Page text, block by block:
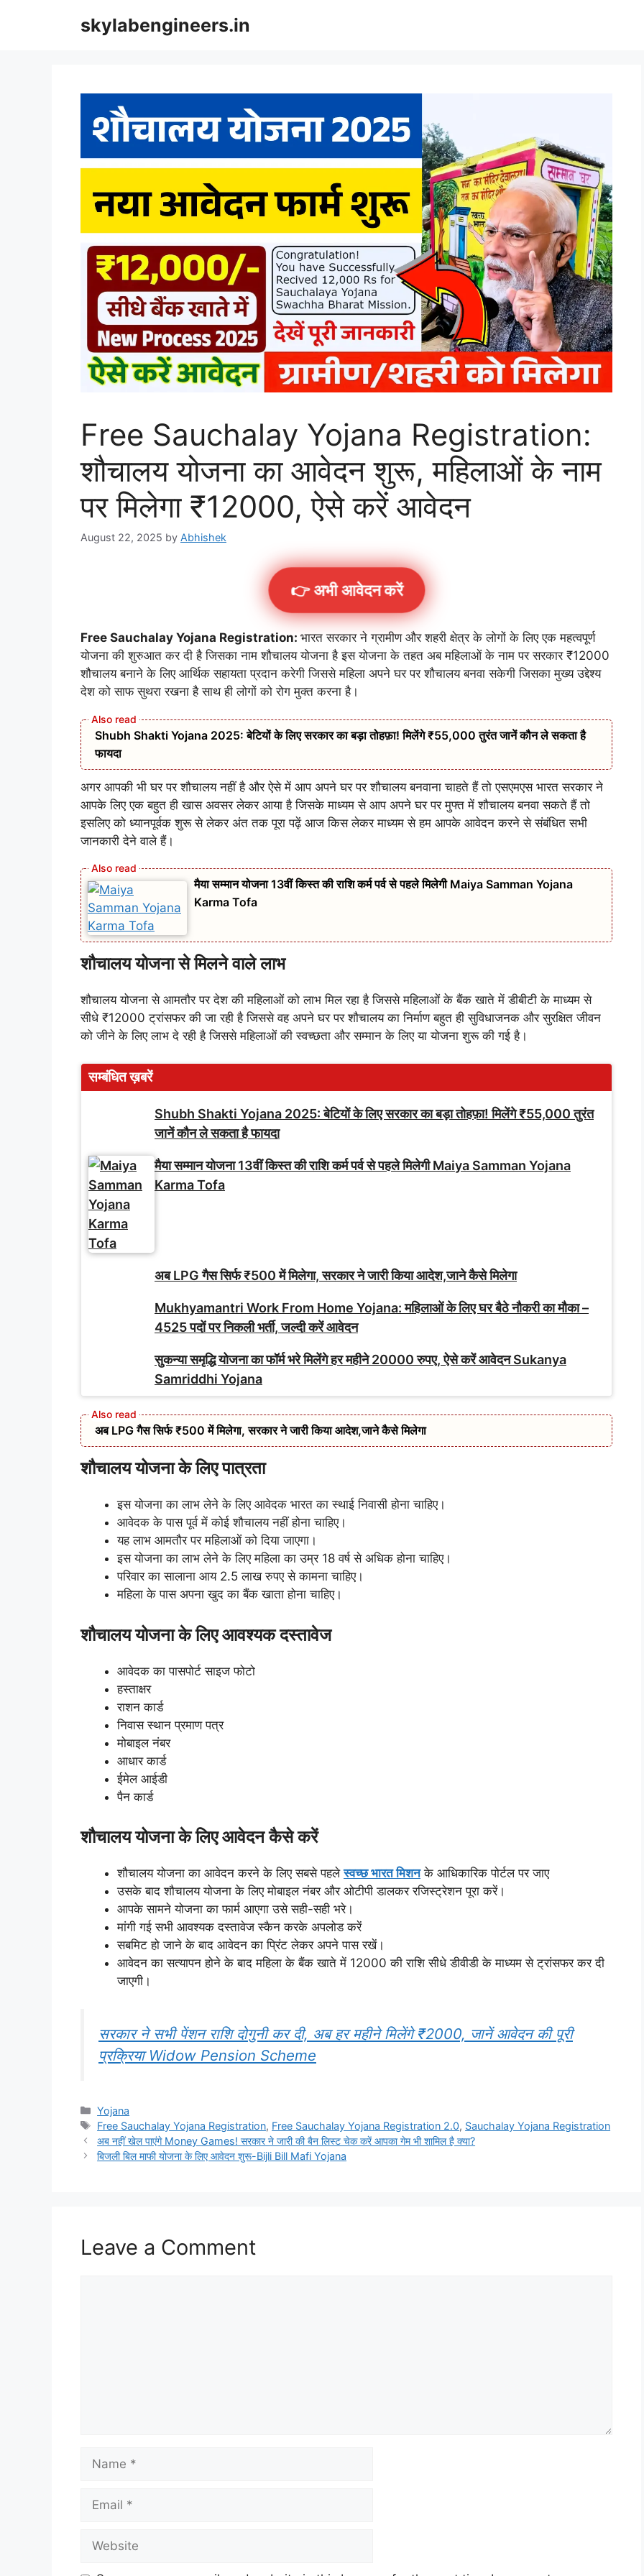
skylabengineers.in
Free Sauchalay Yojana Registration:
शौचालय योजना का आवेदन शुरू, महिलाओं के नाम
पर मिलेगा ₹12000, ऐसे करें आवेदन
August 22, 2025 by Abhishek
👉 अभी आवेदन करें
Free Sauchalay Yojana Registration: भारत सरकार ने ग्रामीण और शहरी क्षेत्र के लोगों के लिए एक महत्वपूर्ण
योजना की शुरुआत कर दी है जिसका नाम शौचालय योजना है इस योजना के तहत अब महिलाओं के नाम पर सरकार ₹12000
शौचालय बनाने के लिए आर्थिक सहायता प्रदान करेगी जिससे महिला अपने घर पर शौचालय बनवा सकेगी जिसका मुख्य उद्देश्य
देश को साफ सुथरा रखना है साथ ही लोगों को रोग मुक्त करना है।
Shubh Shakti Yojana 2025: बेटियों के लिए सरकार का बड़ा तोहफ़ा! मिलेंगे ₹55,000 तुरंत जानें कौन ले सकता है
फायदा
अगर आपकी भी घर पर शौचालय नहीं है और ऐसे में आप अपने घर पर शौचालय बनवाना चाहते हैं तो एसएमएस भारत सरकार ने
आपके लिए एक बहुत ही खास अवसर लेकर आया है जिसके माध्यम से आप अपने घर पर मुफ्त में शौचालय बनवा सकते हैं तो
इसलिए को ध्यानपूर्वक शुरू से लेकर अंत तक पूरा पढ़ें आज किस लेकर माध्यम से हम आपके आवेदन करने से संबंधित सभी
जानकारी देने वाले हैं।
मैया सम्मान योजना 13वीं किस्त की राशि कर्म पर्व से पहले मिलेगी Maiya Samman Yojana
Karma Tofa
शौचालय योजना से मिलने वाले लाभ
शौचालय योजना से आमतौर पर देश की महिलाओं को लाभ मिल रहा है जिससे महिलाओं के बैंक खाते में डीबीटी के माध्यम से
सीधे ₹12000 ट्रांसफर की जा रही है जिससे वह अपने घर पर शौचालय का निर्माण बहुत ही सुविधाजनक और सुरक्षित जीवन
को जीने के लिए लाभ दे रही है जिससे महिलाओं की स्वच्छता और सम्मान के लिए या योजना शुरू की गई है।
सम्बंधित ख़बरें
Shubh Shakti Yojana 2025: बेटियों के लिए सरकार का बड़ा तोहफ़ा! मिलेंगे ₹55,000 तुरंत
जानें कौन ले सकता है फायदा
मैया सम्मान योजना 13वीं किस्त की राशि कर्म पर्व से पहले मिलेगी Maiya Samman Yojana
Karma Tofa
अब LPG गैस सिर्फ ₹500 में मिलेगा, सरकार ने जारी किया आदेश,जाने कैसे मिलेगा
Mukhyamantri Work From Home Yojana: महिलाओं के लिए घर बैठे नौकरी का मौका –
4525 पदों पर निकली भर्ती, जल्दी करें आवेदन
सुकन्या समृद्धि योजना का फॉर्म भरे मिलेंगे हर महीने 20000 रुपए, ऐसे करें आवेदन Sukanya
Samriddhi Yojana
अब LPG गैस सिर्फ ₹500 में मिलेगा, सरकार ने जारी किया आदेश,जाने कैसे मिलेगा
शौचालय योजना के लिए पात्रता
इस योजना का लाभ लेने के लिए आवेदक भारत का स्थाई निवासी होना चाहिए।
आवेदक के पास पूर्व में कोई शौचालय नहीं होना चाहिए।
यह लाभ आमतौर पर महिलाओं को दिया जाएगा।
इस योजना का लाभ लेने के लिए महिला का उम्र 18 वर्ष से अधिक होना चाहिए।
परिवार का सालाना आय 2.5 लाख रुपए से कामना चाहिए।
महिला के पास अपना खुद का बैंक खाता होना चाहिए।
शौचालय योजना के लिए आवश्यक दस्तावेज
आवेदक का पासपोर्ट साइज फोटो
हस्ताक्षर
राशन कार्ड
निवास स्थान प्रमाण पत्र
मोबाइल नंबर
आधार कार्ड
ईमेल आईडी
पैन कार्ड
शौचालय योजना के लिए आवेदन कैसे करें
शौचालय योजना का आवेदन करने के लिए सबसे पहलेस्वच्छ भारत मिशनके आधिकारिक पोर्टल पर जाए
उसके बाद शौचालय योजना के लिए मोबाइल नंबर और ओटीपी डालकर रजिस्ट्रेशन पूरा करें।
आपके सामने योजना का फार्म आएगा उसे सही-सही भरे।
मांगी गई सभी आवश्यक दस्तावेज स्कैन करके अपलोड करें
सबमिट हो जाने के बाद आवेदन का प्रिंट लेकर अपने पास रखें।
आवेदन का सत्यापन होने के बाद महिला के बैंक खाते में 12000 की राशि सीधे डीवीडी के माध्यम से ट्रांसफर कर दी
जाएगी।
सरकार ने सभी पेंशन राशि दोगुनी कर दी, अब हर महीने मिलेंगे ₹2000, जानें आवेदन की पूरी
प्रक्रिया Widow Pension Scheme
Categories
Yojana
Tags
Free Sauchalay Yojana Registration, Free Sauchalay Yojana Registration 2.0, Sauchalay Yojana Registration
अब नहीं खेल पाएंगे Money Games! सरकार ने जारी की बैन लिस्ट चेक करें आपका गेम भी शामिल है क्या?
बिजली बिल माफी योजना के लिए आवेदन शुरू-Bijli Bill Mafi Yojana
Leave a Comment